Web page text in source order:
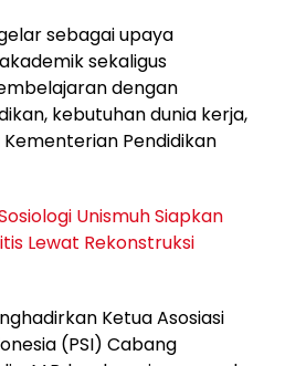
sebagai upaya
sekaligus
dengan
kebutuhan dunia kerja,
Pendidikan
Unismuh Siapkan
Lewat Rekonstruksi
Ketua Asosiasi
(PSI) Cabang